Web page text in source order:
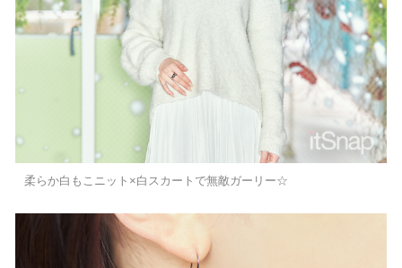
柔らか白もこニット×白スカートで無敵ガーリー☆